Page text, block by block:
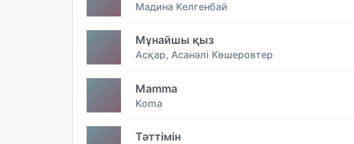
Мадина Келгенбай
Мұнайшы қыз
Асқар, Асанәлі Көшеровтер
Mamma
Koma
Тәттімін